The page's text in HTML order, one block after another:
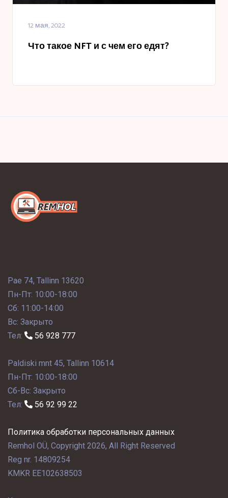
12 мая, 2022
Что такое NFT и с чем его едят?
Pae 74, Tallinn 13620
Пн-Пт: 10:00-18:00
Сб: 11:00-14:00
Вс: Закрыто
Тел:
56 928 777
Paldiski mnt 45, Tallinn 10614
Пн-Пт: 10:00-18:00
Сб-Вс: Закрыто
Тел:
56 92 99 22
Политика обработки персональных данных
Remhol OÜ, Copyright 2026, All Right Reserved
Reg nr. 14809254
KMKR EE102638503